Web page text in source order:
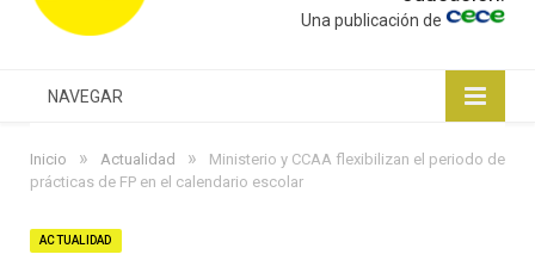
Una publicación de
NAVEGAR
Inicio » Actualidad »
Ministerio y CCAA flexibilizan el periodo de
prácticas de FP en el calendario escolar
ACTUALIDAD